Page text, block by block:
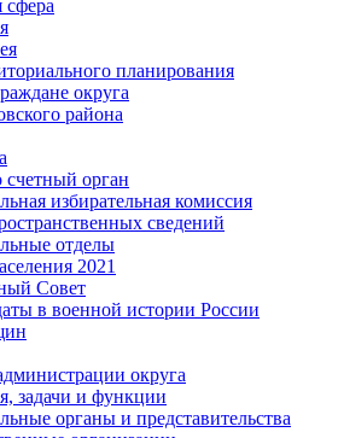
сфера
планирования
округа
района
счетный орган
избирательная комиссия
сведений
отделы
2021
Совет
в военной истории России
округа
задачи и функции
органы и представительства